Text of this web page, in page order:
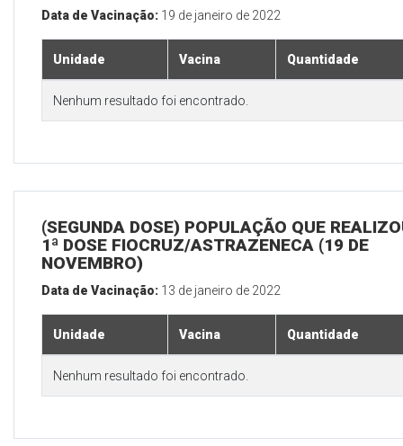
Data de Vacinação: 19 de janeiro de 2022
Unidade Vacina Quantidade
Nenhum resultado foi encontrado.
(SEGUNDA DOSE) POPULAÇÃO QUE
1ª DOSE FIOCRUZ/ASTRAZENECA (19 DE
NOVEMBRO)
Data de Vacinação: 13 de janeiro de 2022
Unidade Vacina Quantidade
Nenhum resultado foi encontrado.